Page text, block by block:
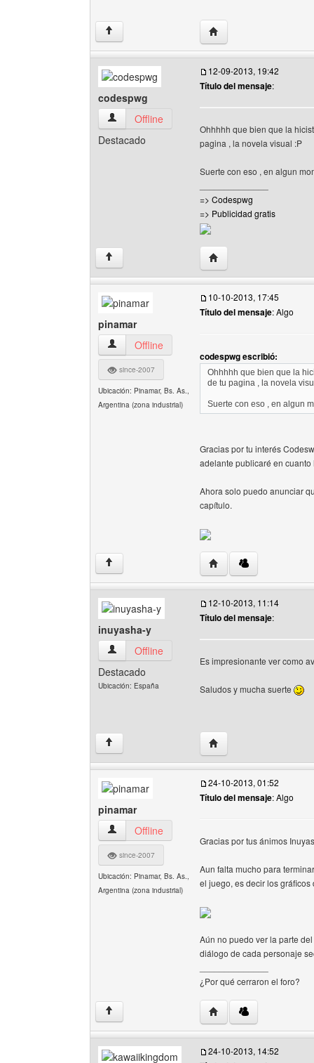
↑ Visitar sitio web del
codespwg
codespwg Ver perfil del usuario
Offline
Destacado
12-09-2013, 19:42
Título del mensaje:
Ohhhhh que bien que la
pagina , la novela visual :P
Suerte con eso , en algun
=> Codespwg
=> Publicidad gratis
↑ Visitar sitio web del
pinamar
pinamar Ver perfil del usuario
Offline
since-2007
Ubicación: Pinamar, Bs. As.,
Argentina (zona industrial)
10-10-2013, 17:45
Título del mensaje: Algo
codespwg escribió:
Ohhhhh que bien que la
de tu pagina , la novela
Suerte con eso , en algun
Gracias por tu interés
adelante publicaré en cuanto
Ahora solo puedo anunciar
capítulo.
↑ Visitar sitio web del
inuyasha-y
inuyasha-y Ver perfil del usuario
Offline
Destacado
Ubicación: España
12-10-2013, 11:14
Título del mensaje:
Es impresionante ver como
Saludos y mucha suerte
↑ Visitar sitio web del
pinamar
pinamar Ver perfil del usuario
Offline
since-2007
Ubicación: Pinamar, Bs. As.,
Argentina (zona industrial)
24-10-2013, 01:52
Título del mensaje: Algo
Gracias por tus ánimos
Aun falta mucho para
el juego, es decir los
Aún no puedo ver la parte
diálogo de cada personaje
¿Por qué cerraron el foro?
↑ Visitar sitio web del
24-10-2013, 14:52